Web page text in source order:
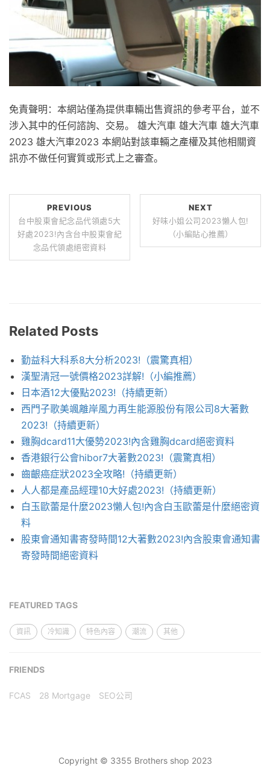
免責聲明：本網站僅為提供車輛出售資訊的參考平台，並不
涉入其中的任何諮詢、交易。 雄大汽車 雄大汽車 雄大汽車
2023 雄大汽車2023 本網站對該車輛之產權及其他相關資
訊亦不做任何實質或形式上之審查。
PREVIOUS
台中股東會紀念品代領處5大
好處2023!內含台中股東會紀
念品代領處絕密資料
NEXT
好味小姐公司2023懶人包!
（小編貼心推薦）
Related Posts
勤益科大科系8大分析2023!（震驚真相）
漢聖清冠一號價格2023詳解!（小編推薦）
日本酒12大優點2023!（持續更新）
西門子歌美颯離岸風力再生能源股份有限公司8大著數
2023!（持續更新）
雞胸dcard11大優勢2023!內含雞胸dcard絕密資料
香港銀行公會hibor7大著數2023!（震驚真相）
齒齦癌症狀2023全攻略!（持續更新）
人人都是產品經理10大好處2023!（持續更新）
白玉歐蕾是什麼2023懶人包!內含白玉歐蕾是什麼絕密資
料
股東會通知書寄發時間12大著數2023!內含股東會通知書
寄發時間絕密資料
FEATURED TAGS
資訊 冷知識 特色內容 潮流 其他
FRIENDS
FCAS 28 Mortgage SEO公司
Copyright © 3355 Brothers shop 2023